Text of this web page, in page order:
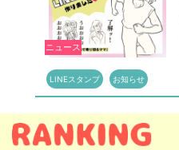
ニュース
LINEスタンプ お知らせ